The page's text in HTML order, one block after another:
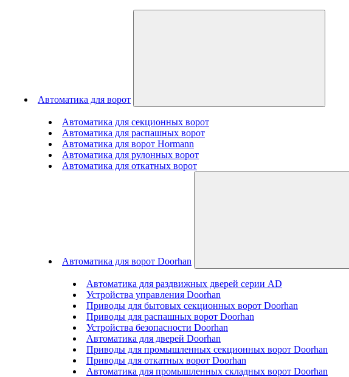
Автоматика для ворот
Автоматика для секционных ворот
Автоматика для распашных ворот
Автоматика для ворот Hormann
Автоматика для рулонных ворот
Автоматика для откатных ворот
Автоматика для ворот Doorhan
Автоматика для раздвижных дверей серии AD
Устройства управления Doorhan
Приводы для бытовых секционных ворот Doorhan
Приводы для распашных ворот Doorhan
Устройства безопасности Doorhan
Автоматика для дверей Doorhan
Приводы для промышленных секционных ворот Doorhan
Приводы для откатных ворот Doorhan
Автоматика для промышленных складных ворот Doorhan